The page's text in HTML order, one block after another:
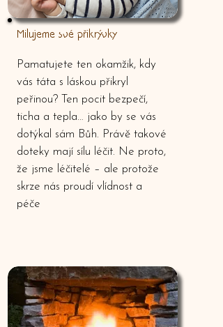
Milujeme své přikrývky
Pamatujete ten okamžik, kdy
vás táta s láskou přikryl
peřinou? Ten pocit bezpečí,
ticha a tepla… jako by se vás
dotýkal sám Bůh. Právě takové
doteky mají sílu léčit. Ne proto,
že jsme léčitelé – ale protože
skrze nás proudí vlídnost a
péče